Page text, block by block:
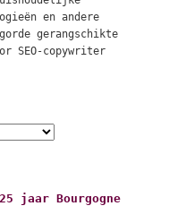
en andere
gerangschikte
SEO-copywriter
jaar Bourgogne